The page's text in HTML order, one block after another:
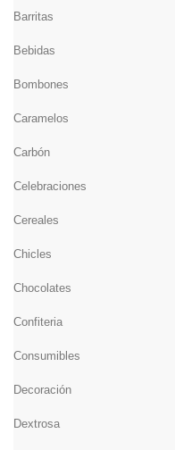
Barritas
Bebidas
Bombones
Caramelos
Carbón
Celebraciones
Cereales
Chicles
Chocolates
Confiteria
Consumibles
Decoración
Dextrosa